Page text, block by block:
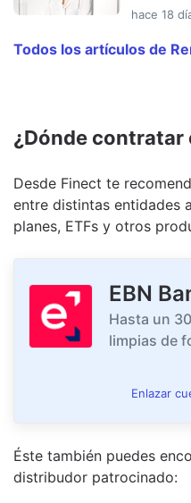
hace 18
Todos los artículos de
¿Dónde contratar
Desde Finect te
entre distintas entidades
planes, ETFs y otros
EBN
Hasta un
limpias de
Enlazar
Éste también puedes
distribudor patrocinado: